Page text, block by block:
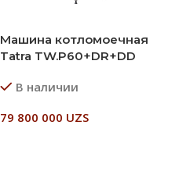
Машина котломоечная
Tatra TW.P60+DR+DD
В наличии
79 800 000 UZS